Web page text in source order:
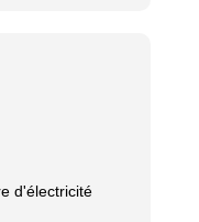
d'électricité